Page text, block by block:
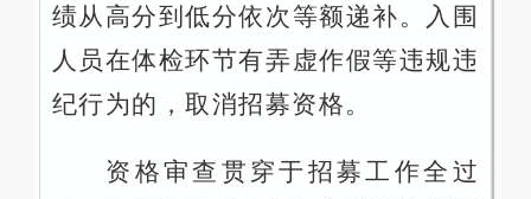
绩从高分到低分依次等额递补。入围
人员在体检环节有弄虚作假等违规违
纪行为的，取消招募资格。
资格审查贯穿于招募工作全过